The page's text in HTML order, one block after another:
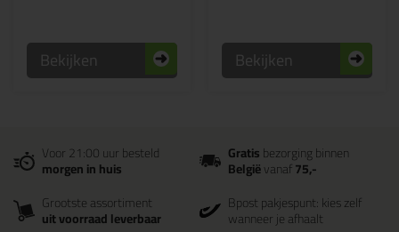
Bekijken Bekijken
Voor 21:00 uur besteld
morgen in huis
Gratisbezorging binnen
Belgiëvanaf75,-
Grootste assortiment
uit voorraad leverbaar
Bpost pakjespunt: kies zelf
wanneer je afhaalt